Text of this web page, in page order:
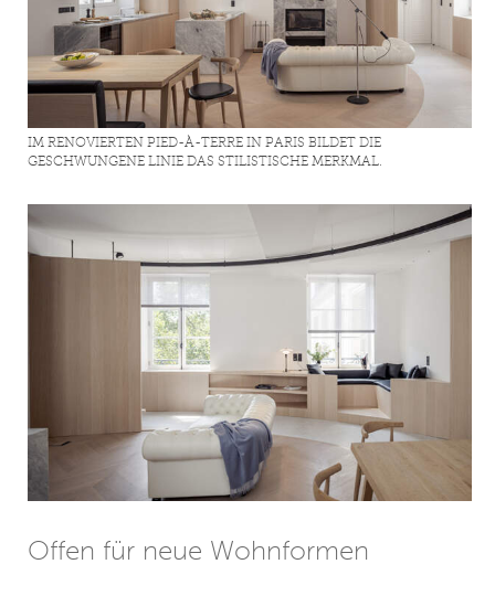
IM RENOVIERTEN PIED-À-TERRE IN PARIS BILDET DIE
GESCHWUNGENE LINIE DAS STILISTISCHE MERKMAL.
Offen für neue Wohnformen